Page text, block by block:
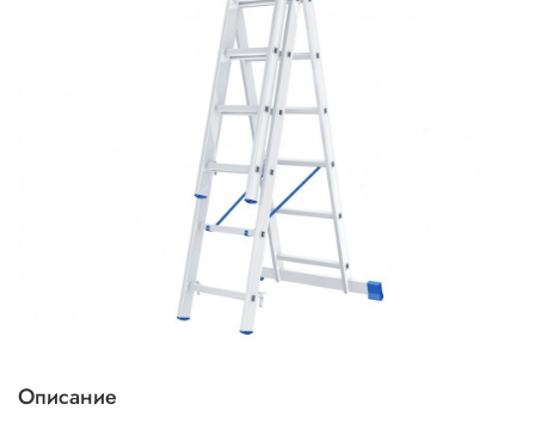
Описание